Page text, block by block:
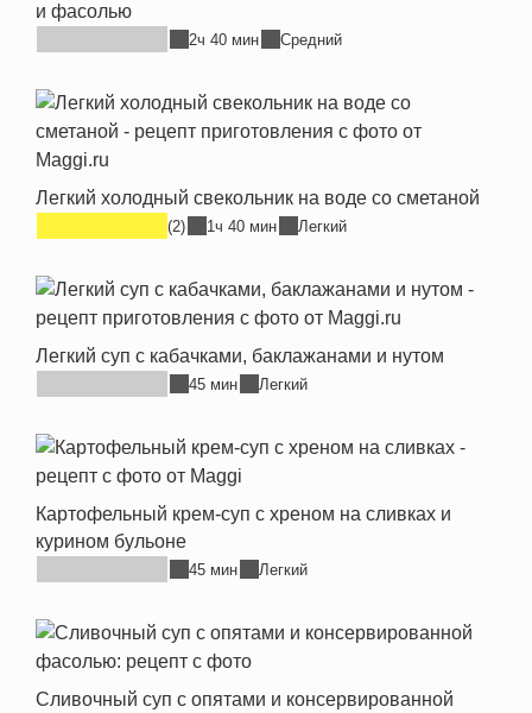
и фасолью
2ч 40 мин Средний
Легкий холодный свекольник на воде со сметаной
(2) 1ч 40 мин Легкий
Легкий суп с кабачками, баклажанами и нутом
45 мин Легкий
Картофельный крем-суп с хреном на сливках и
курином бульоне
45 мин Легкий
Сливочный суп с опятами и консервированной